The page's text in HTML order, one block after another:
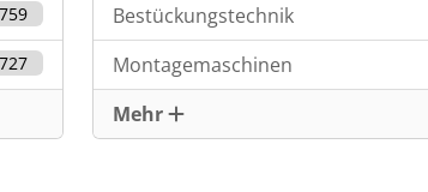
759
727
Bestückungstechnik
Montagemaschinen
Mehr